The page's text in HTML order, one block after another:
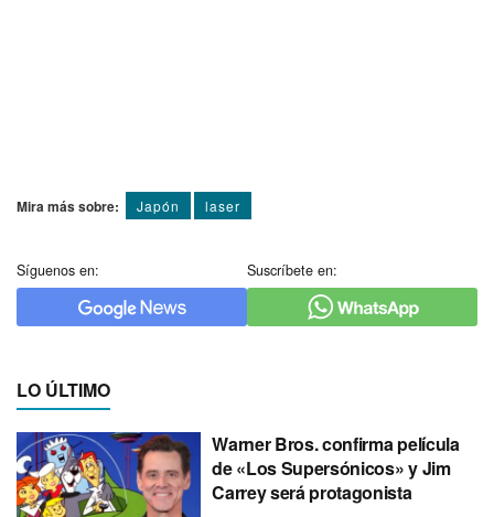
Mira más sobre: Japón laser
Síguenos en: Suscríbete en:
LO ÚLTIMO
Warner Bros. confirma película
de «Los Supersónicos» y Jim
Carrey será protagonista